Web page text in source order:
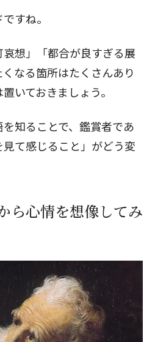
すね。
哀想」「都合が良すぎる展
なる箇所はたくさんあり
いておきましょう。
知ることで、鑑賞者であ
て感じること」がどう変
ら心情を想像してみ